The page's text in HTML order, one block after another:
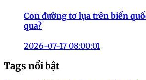
Con đường tơ lụa trên biển
qua?
2026-07-17 08:00:01
Tags nổi bật